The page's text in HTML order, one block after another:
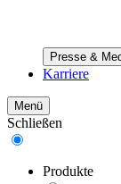
Presse &
Karriere
Menü
Schließen
Produkte